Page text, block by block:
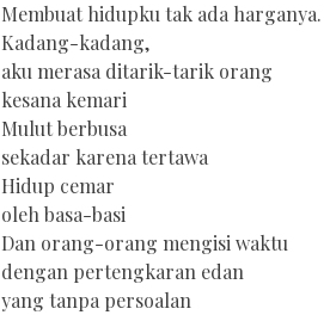
Membuat hidupku tak ada harganya.
Kadang-kadang,
aku merasa ditarik-tarik orang
kesana kemari
Mulut berbusa
sekadar karena tertawa
Hidup cemar
oleh basa-basi
Dan orang-orang mengisi waktu
dengan pertengkaran edan
yang tanpa persoalan